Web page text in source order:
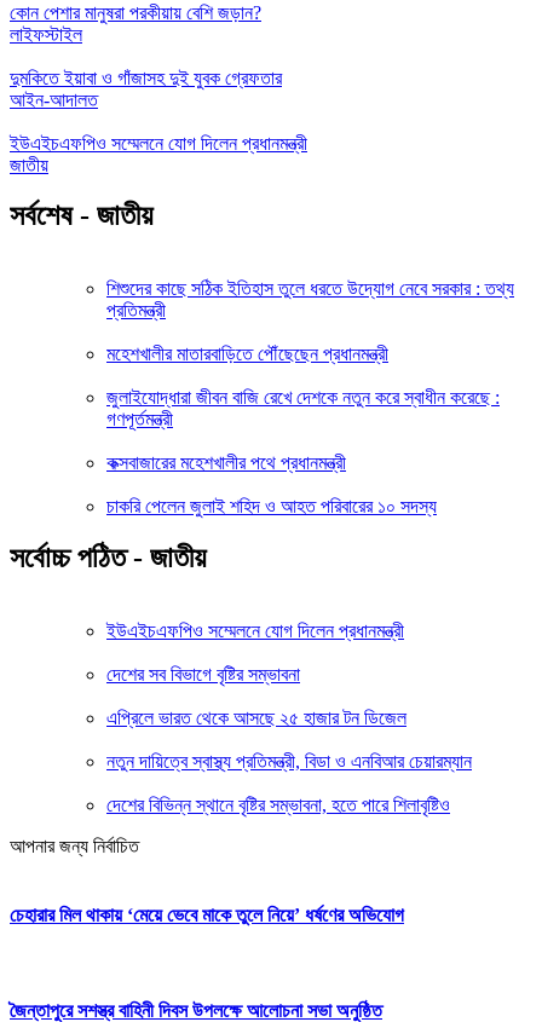
কোন পেশার মানুষরা পরকীয়ায় বেশি জড়ান?
লাইফস্টাইল
দুমকিতে ইয়াবা ও গাঁজাসহ দুই যুবক গ্রেফতার
আইন-আদালত
ইউএইচএফপিও সম্মেলনে যোগ দিলেন প্রধানমন্ত্রী
জাতীয়
সর্বশেষ - জাতীয়
শিশুদের কাছে সঠিক ইতিহাস তুলে ধরতে উদ্যোগ নেবে সরকার : তথ্য
প্রতিমন্ত্রী
মহেশখালীর মাতারবাড়িতে পৌঁছেছেন প্রধানমন্ত্রী
জুলাইযোদ্ধারা জীবন বাজি রেখে দেশকে নতুন করে স্বাধীন করেছে :
গণপূর্তমন্ত্রী
কক্সবাজারের মহেশখালীর পথে প্রধানমন্ত্রী
চাকরি পেলেন জুলাই শহিদ ও আহত পরিবারের ১০ সদস্য
সর্বোচ্চ পঠিত - জাতীয়
ইউএইচএফপিও সম্মেলনে যোগ দিলেন প্রধানমন্ত্রী
দেশের সব বিভাগে বৃষ্টির সম্ভাবনা
এপ্রিলে ভারত থেকে আসছে ২৫ হাজার টন ডিজেল
নতুন দায়িত্বে স্বাস্থ্য প্রতিমন্ত্রী, বিডা ও এনবিআর চেয়ারম্যান
দেশের বিভিন্ন স্থানে বৃষ্টির সম্ভাবনা, হতে পারে শিলাবৃষ্টিও
আপনার জন্য নির্বাচিত
চেহারার মিল থাকায় ‘মেয়ে ভেবে মাকে তুলে নিয়ে’ ধর্ষণের অভিযোগ
জৈন্তাপুরে সশস্ত্র বাহিনী দিবস উপলক্ষে আলোচনা সভা অনুষ্ঠিত